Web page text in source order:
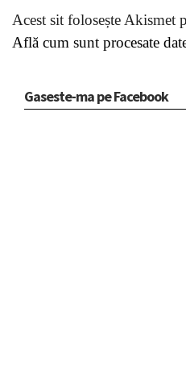
Acest sit folosește Akismet
Află cum sunt procesate
Gaseste-ma pe Facebook